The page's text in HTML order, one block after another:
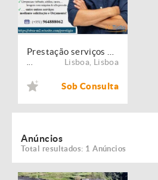
Lisboa Lisboa
Sob Consulta
Anúncios
Total resultados: 1 Anúncios